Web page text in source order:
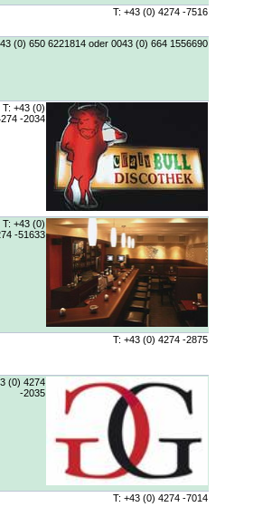
T: +43 (0) 4274 -7516
(0) 650 6221814 oder 0043 (0) 664 1556690
T: +43 (0)
-2034
T: +43 (0)
-51633
T: +43 (0) 4274 -2875
(0) 4274
-2035
T: +43 (0) 4274 -7014